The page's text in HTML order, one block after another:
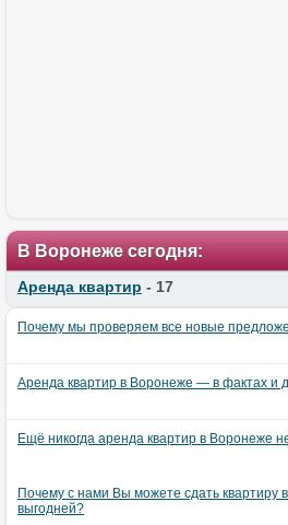
В Воронеже сегодня:
Аренда квартир - 17
Почему мы проверяем все новые
Аренда квартир в Воронеже — в фактах и
Ещё никогда аренда квартир в Воронеже
Почему с нами Вы можете сдать квартиру
выгодней?